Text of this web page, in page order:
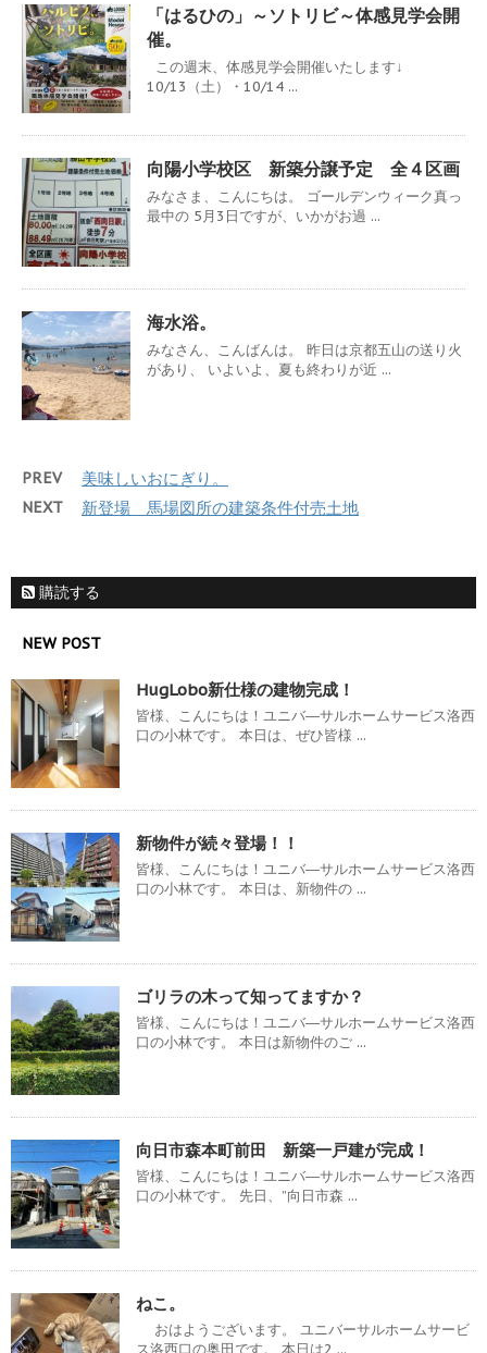
「はるひの」～ソトリビ～体感見学会開
催。
この週末、体感見学会開催いたします↓
10/13（土）・10/14 ...
向陽小学校区 新築分譲予定 全４区画
みなさま、こんにちは。 ゴールデンウィーク真っ
最中の 5月3日ですが、いかがお過 ...
海水浴。
みなさん、こんばんは。 昨日は京都五山の送り火
があり、 いよいよ、夏も終わりが近 ...
PREV 美味しいおにぎり。
NEXT 新登場 馬場図所の建築条件付売土地
購読する
NEW POST
HugLobo新仕様の建物完成！
皆様、こんにちは！ユニバ―サルホームサービス洛西
口の小林です。 本日は、ぜひ皆様 ...
新物件が続々登場！！
皆様、こんにちは！ユニバ―サルホームサービス洛西
口の小林です。 本日は、新物件の ...
ゴリラの木って知ってますか？
皆様、こんにちは！ユニバ―サルホームサービス洛西
口の小林です。 本日は新物件のご ...
向日市森本町前田 新築一戸建が完成！
皆様、こんにちは！ユニバ―サルホームサービス洛西
口の小林です。 先日、”向日市森 ...
ねこ。
おはようございます。 ユニバーサルホームサービ